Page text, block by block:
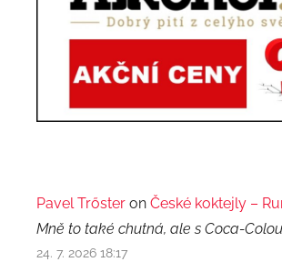
Pavel Trőster on České koktejly –
Mně to také chutná, ale s Coca-
24. 7. 2026 18:17